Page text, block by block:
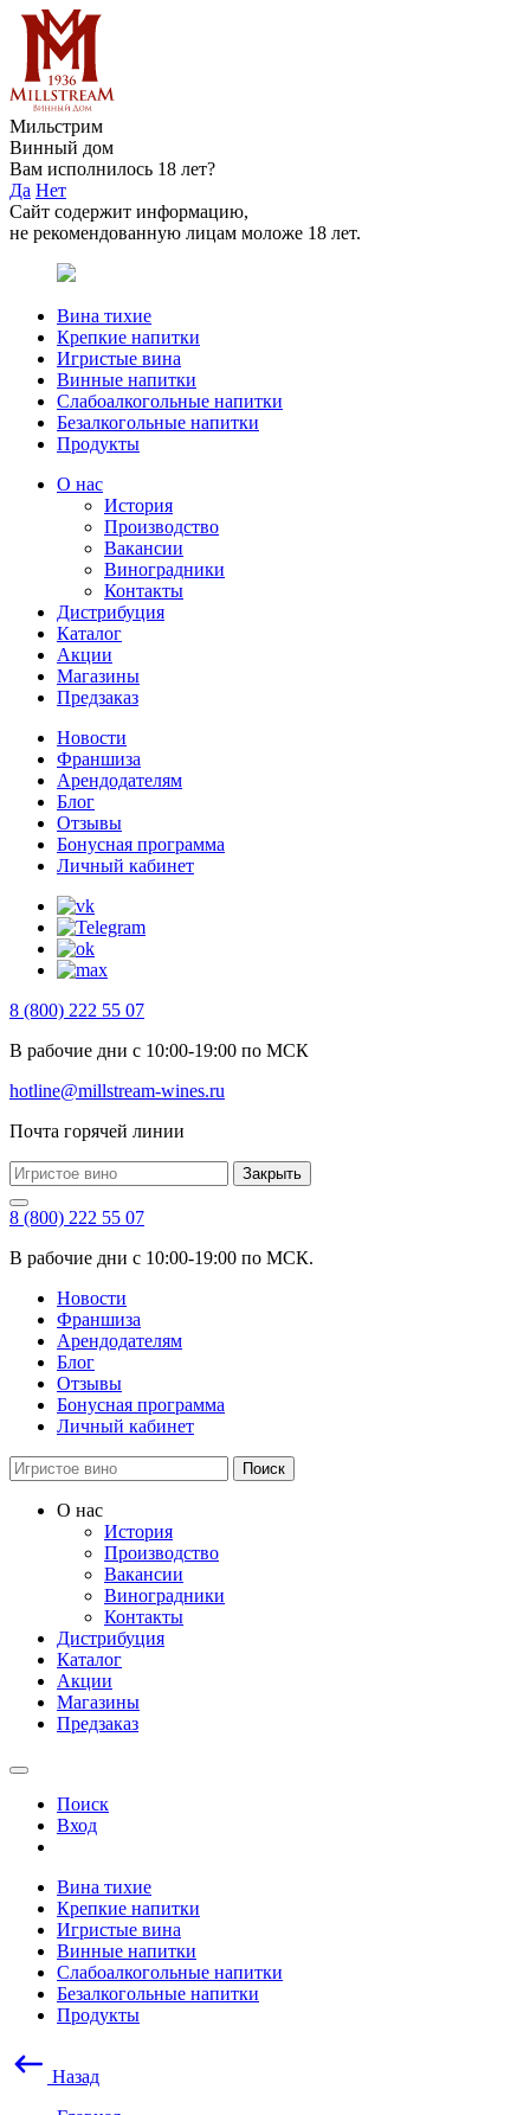
Мильстрим
Винный дом
Вам исполнилось 18 лет?
Да Нет
Сайт содержит информацию,
не рекомендованную лицам моложе 18 лет.
Вина тихие
Крепкие напитки
Игристые вина
Винные напитки
Слабоалкогольные напитки
Безалкогольные напитки
Продукты
О нас
История
Производство
Вакансии
Виноградники
Контакты
Дистрибуция
Каталог
Акции
Магазины
Предзаказ
Новости
Франшиза
Арендодателям
Блог
Отзывы
Бонусная программа
Личный кабинет
8 (800) 222 55 07
В рабочие дни с 10:00-19:00 по МСК
hotline@millstream-wines.ru
Почта горячей линии
Закрыть
8 (800) 222 55 07
В рабочие дни с 10:00-19:00 по МСК.
Новости
Франшиза
Арендодателям
Блог
Отзывы
Бонусная программа
Личный кабинет
Поиск
О нас
История
Производство
Вакансии
Виноградники
Контакты
Дистрибуция
Каталог
Акции
Магазины
Предзаказ
Поиск
Вход
Вина тихие
Крепкие напитки
Игристые вина
Винные напитки
Слабоалкогольные напитки
Безалкогольные напитки
Продукты
Назад